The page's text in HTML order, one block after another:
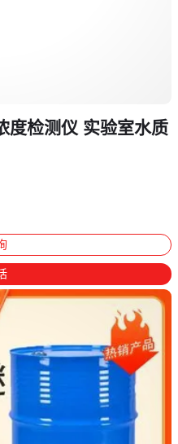
度检测仪 实验室水质